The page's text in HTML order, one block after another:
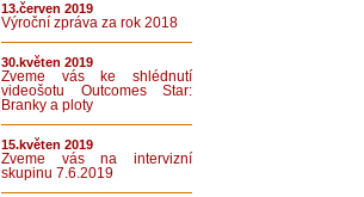
13.červen 2019
Výroční zpráva za rok 2018
30.květen 2019
Zveme vás ke shlédnutí
videošotu Outcomes Star:
Branky a ploty
15.květen 2019
Zveme vás na intervizní
skupinu 7.6.2019